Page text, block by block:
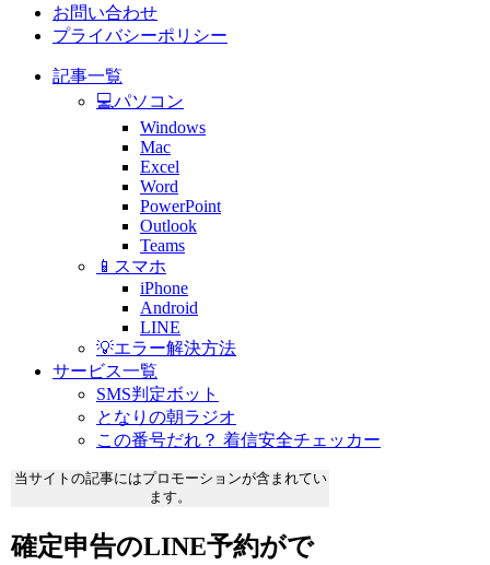
お問い合わせ
プライバシーポリシー
記事一覧
💻パソコン
Windows
Mac
Excel
Word
PowerPoint
Outlook
Teams
📱スマホ
iPhone
Android
LINE
💡エラー解決方法
サービス一覧
SMS判定ボット
となりの朝ラジオ
この番号だれ？ 着信安全チェッカー
当サイトの記事にはプロモーションが含まれてい
ます。
確定申告のLINE予約がで